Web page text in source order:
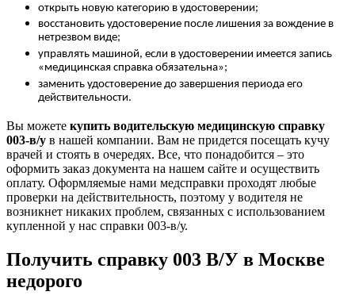
открыть новую категорию в удостоверении;
восстановить удостоверение после лишения за вождение в
нетрезвом виде;
управлять машиной, если в удостоверении имеется запись
«медицинская справка обязательна»;
заменить удостоверение до завершения периода его
действительности.
Вы можете купить водительскую медицинскую справку
003-в/у в нашей компании. Вам не придется посещать кучу
врачей и стоять в очередях. Все, что понадобится – это
оформить заказ документа на нашем сайте и осуществить
оплату. Оформляемые нами медсправки проходят любые
проверки на действительность, поэтому у водителя не
возникнет никаких проблем, связанных с использованием
купленной у нас справки 003-в/у.
Получить справку 003 В/У в Москве
недорого